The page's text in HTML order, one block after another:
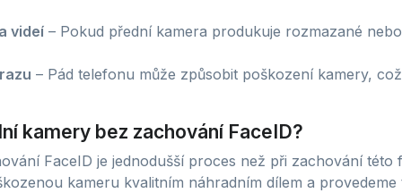
videí – Pokud přední kamera produkuje rozmazané
– Pád telefonu může způsobit poškození kamery,
kamery bez zachování FaceID?
FaceID je jednodušší proces než při zachování této
kameru kvalitním náhradním dílem a